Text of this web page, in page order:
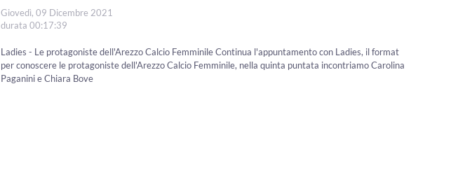
Giovedì, 09 Dicembre 2021
durata 00:17:39
Ladies - Le protagoniste dell'Arezzo Calcio Femminile Continua l'appuntamento con Ladies, il format
per conoscere le protagoniste dell'Arezzo Calcio Femminile, nella quinta puntata incontriamo Carolina
Paganini e Chiara Bove